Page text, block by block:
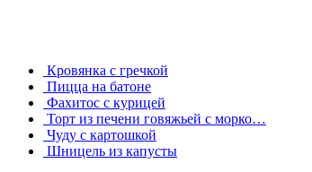
Кровянка с гречкой
Пицца на батоне
Фахитос с курицей
Торт из печени говяжьей с морко…
Чуду с картошкой
Шницель из капусты